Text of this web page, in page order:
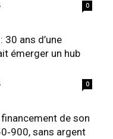
0
30 ans d’une
émerger un hub
0
de son
sans argent